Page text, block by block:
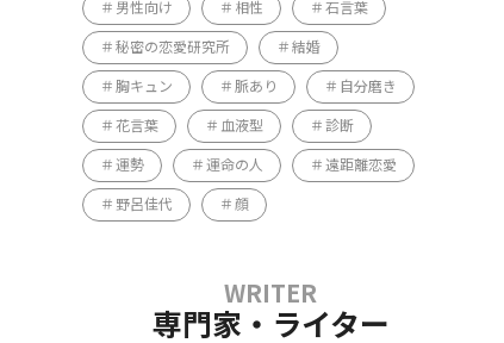
男性向け 相性 石言葉
秘密の恋愛研究所 結婚
胸キュン 脈あり 自分磨き
花言葉 血液型 診断
運勢 運命の人 遠距離恋愛
野呂佳代 顔
専門家・ライター